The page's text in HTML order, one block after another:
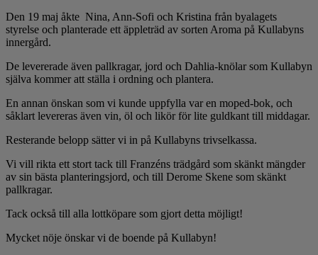
Den 19 maj åkte Nina, Ann-Sofi och Kristina från byalagets
styrelse och planterade ett äppleträd av sorten Aroma på Kullabyns
innergård.
De levererade även pallkragar, jord och Dahlia-knölar som Kullabyn
själva kommer att ställa i ordning och plantera.
En annan önskan som vi kunde uppfylla var en moped-bok, och
såklart levereras även vin, öl och likör för lite guldkant till middagar.
Resterande belopp sätter vi in på Kullabyns trivselkassa.
Vi vill rikta ett stort tack till Franzéns trädgård som skänkt mängder
av sin bästa planteringsjord, och till Derome Skene som skänkt
pallkragar.
Tack också till alla lottköpare som gjort detta möjligt!
Mycket nöje önskar vi de boende på Kullabyn!